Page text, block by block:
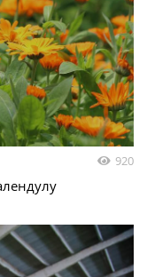
920